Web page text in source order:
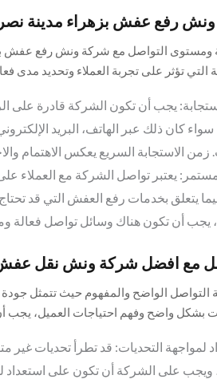
ونش رفع عفش بزهراء مدينة نصر
ومستوى التواصل مع شركة ونش رفع عفش
التي تؤثر على تجربة العملاء وتحديد مدى
يجب أن تكون الشركة قادرة على
سواء كان ذلك عبر الهاتف، البريد
زمن الاستجابة السريع يعكس الاهتمام
يعتبر تواصل الشركة مع العملاء
يتعلق بخدمات رفع العفش التي قد
يجب أن تكون هناك وسائل تواصل فعالة
مع افضل شركة ونش نقل
التواصل الواضح والمفهوم حيث تتمثل
بشكل واضح وفهم احتياجات العميل، يجب
لمواجهة التحديات: قد تطرأ تحديات غير
على الشركة أن تكون على استعداد